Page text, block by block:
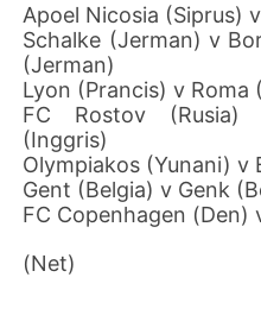
Apoel Nicosia (Siprus)
Schalke (Jerman) v
(Jerman)
Lyon (Prancis) v Roma
FC Rostov (Rusia)
(Inggris)
Olympiakos (Yunani) v
Gent (Belgia) v Genk
FC Copenhagen (Den)
(Net)